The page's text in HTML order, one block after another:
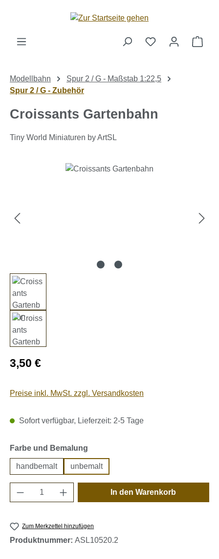
Zum Hauptinhalt springen
Modellbahn
Spur 2 / G - Maßstab 1:22,5
Spur 2 / G - Zubehör
Croissants Gartenbahn
Tiny World Miniaturen by ArtSL
Bildergalerie überspringen
Regulärer Preis:
3,50 €
Preise inkl. MwSt. zzgl. Versandkosten
Sofort verfügbar, Lieferzeit: 2-5 Tage
Farbe und Bemalung
handbemalt unbemalt
Produkt Anzahl: Gib den gewünschten
In den Warenkorb
Zum Merkzettel hinzufügen
Produktnummer: ASL10520.2